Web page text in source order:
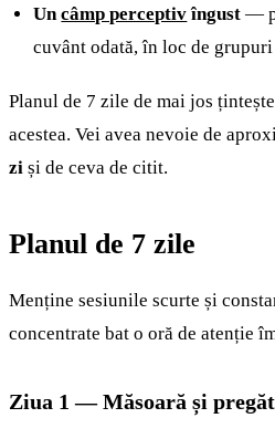
Uncâmp perceptivîngust —
cuvânt odată, în loc de
Planul de 7 zile de mai jos
acestea. Vei avea nevoie de
zi și de ceva de citit.
Planul de 7 zile
Menține sesiunile scurte și
concentrate bat o oră de atenție
Ziua 1 — Măsoară și